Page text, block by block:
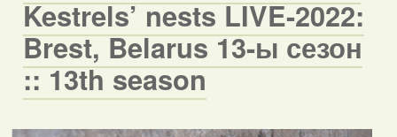
Kestrels’ nests LIVE-2022:
Brest, Belarus 13-ы сезон
:: 13th season